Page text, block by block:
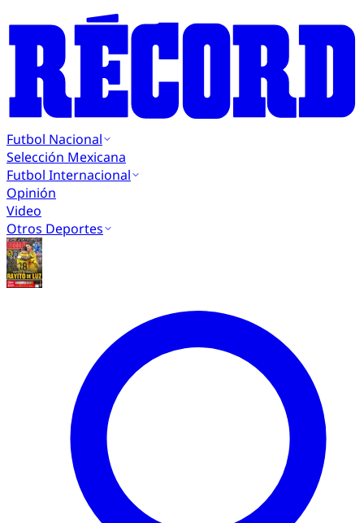
Futbol Nacional
Selección Mexicana
Futbol Internacional
Opinión
Video
Otros Deportes